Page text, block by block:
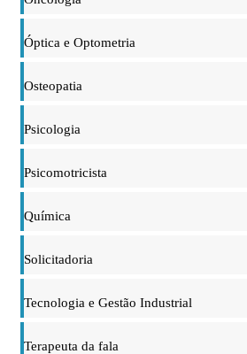
Óptica e Optometria
Osteopatia
Psicologia
Psicomotricista
Química
Solicitadoria
Tecnologia e Gestão Industrial
Terapeuta da fala